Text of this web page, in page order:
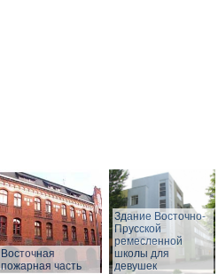
Восточная
пожарная часть
Здание Восточно-
Прусской
ремесленной
школы для
девушек